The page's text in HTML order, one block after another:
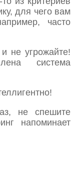
для чего вам
часто
не угрожайте!
система
не спешите
напоминает